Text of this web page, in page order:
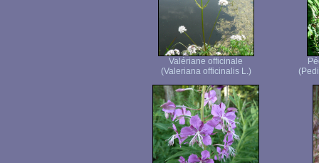
Valériane officinale
(Valeriana officinalis L.)